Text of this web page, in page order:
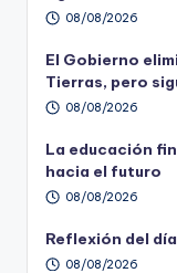
08/08/2026
El Gobierno
Tierras, pero
08/08/2026
La educación
hacia el futuro
08/08/2026
Reflexión del día
08/08/2026